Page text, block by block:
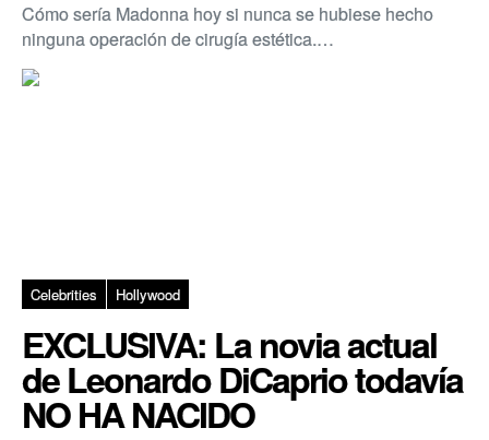
Cómo sería Madonna hoy si nunca se hubiese hecho
ninguna operación de cirugía estética.…
Celebrities Hollywood
EXCLUSIVA: La novia actual
de Leonardo DiCaprio todavía
NO HA NACIDO